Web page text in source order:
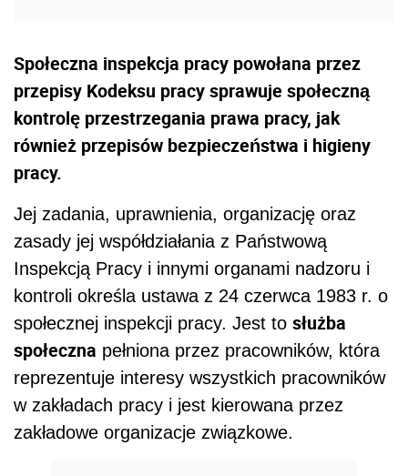
Społeczna inspekcja pracy powołana przez
przepisy Kodeksu pracy sprawuje społeczną
kontrolę przestrzegania prawa pracy, jak
również przepisów bezpieczeństwa i higieny
pracy.
Jej zadania, uprawnienia, organizację oraz
zasady jej współdziałania z Państwową
Inspekcją Pracy i innymi organami nadzoru i
kontroli określa ustawa z 24 czerwca 1983 r. o
społecznej inspekcji pracy. Jest to służba
społeczna pełniona przez pracowników, która
reprezentuje interesy wszystkich pracowników
w zakładach pracy i jest kierowana przez
zakładowe organizacje związkowe.